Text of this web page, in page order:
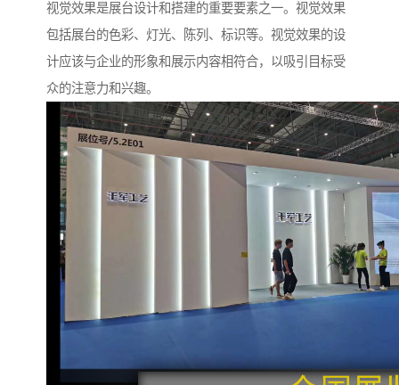
视觉效果是展台设计和搭建的重要要素之一。视觉效果
包括展台的色彩、灯光、陈列、标识等。视觉效果的设
计应该与企业的形象和展示内容相符合，以吸引目标受
众的注意力和兴趣。